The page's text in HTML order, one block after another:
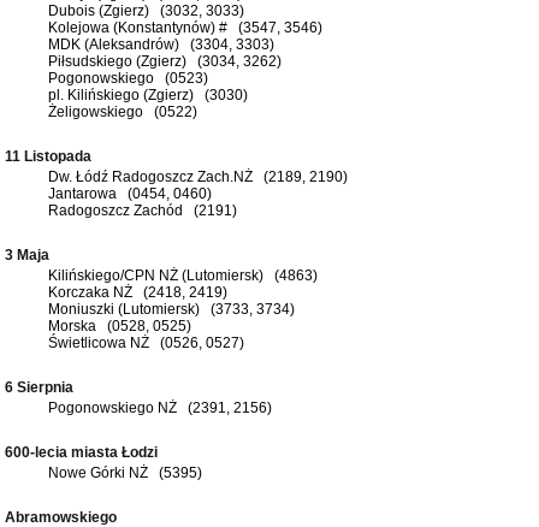
Dubois (Zgierz) (3032, 3033)
Kolejowa (Konstantynów) # (3547, 3546)
MDK (Aleksandrów) (3304, 3303)
Piłsudskiego (Zgierz) (3034, 3262)
Pogonowskiego (0523)
pl. Kilińskiego (Zgierz) (3030)
Żeligowskiego (0522)
11 Listopada
Dw. Łódź Radogoszcz Zach.NŻ (2189, 2190)
Jantarowa (0454, 0460)
Radogoszcz Zachód (2191)
3 Maja
Kilińskiego/CPN NŻ (Lutomiersk) (4863)
Korczaka NŻ (2418, 2419)
Moniuszki (Lutomiersk) (3733, 3734)
Morska (0528, 0525)
Świetlicowa NŻ (0526, 0527)
6 Sierpnia
Pogonowskiego NŻ (2391, 2156)
600-lecia miasta Łodzi
Nowe Górki NŻ (5395)
Abramowskiego